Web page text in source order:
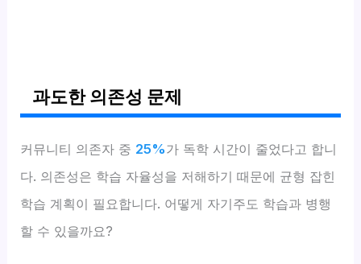
과도한 의존성 문제
커뮤니티 의존자 중 25%가 독학 시간이 줄었다고 합니
다. 의존성은 학습 자율성을 저해하기 때문에 균형 잡힌
학습 계획이 필요합니다. 어떻게 자기주도 학습과 병행
할 수 있을까요?